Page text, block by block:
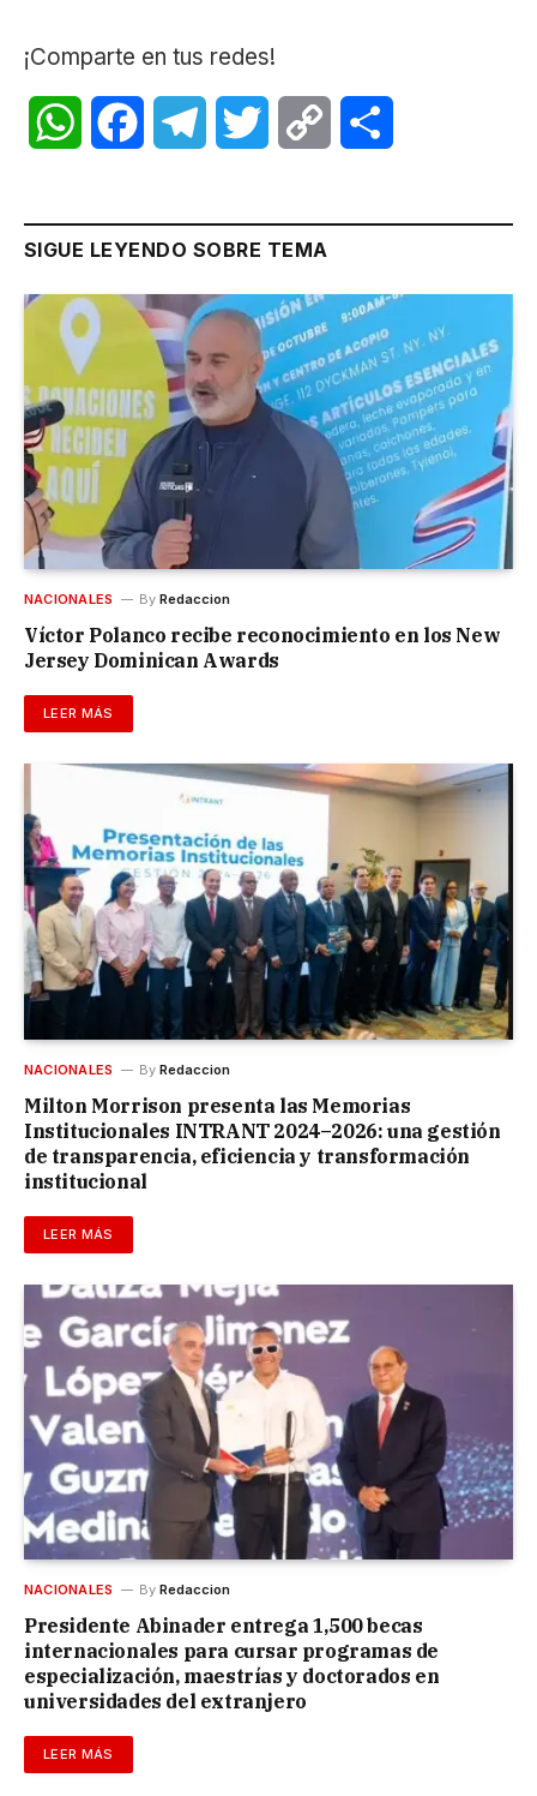
¡Comparte en tus redes!
WhatsAppFacebookTelegramTwitter Copy
SIGUE LEYENDO SOBRE TEMA
NACIONALES By Redaccion
Víctor Polanco recibe reconocimiento en los New
Jersey Dominican Awards
LEER MÁS
NACIONALES By Redaccion
Milton Morrison presenta las Memorias
Institucionales INTRANT 2024–2026: una gestión
de transparencia, eficiencia y transformación
institucional
LEER MÁS
NACIONALES By Redaccion
Presidente Abinader entrega 1,500 becas
internacionales para cursar programas de
especialización, maestrías y doctorados en
universidades del extranjero
LEER MÁS